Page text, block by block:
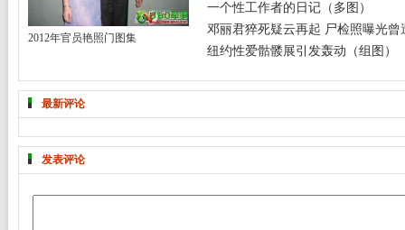
2012年官员艳照门图集
一个性工作者的日记（多图）
邓丽君猝死疑云再起 尸检照曝光曾
纽约性爱骷髅展引发轰动（组图）
最新评论
发表评论